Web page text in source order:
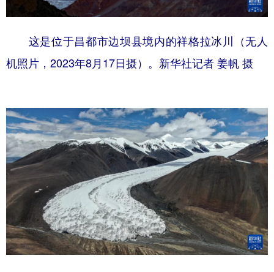
这是位于昌都市边坝县境内的祥格拉冰川（无人
机照片，2023年8月17日摄）。新华社记者 姜帆 摄